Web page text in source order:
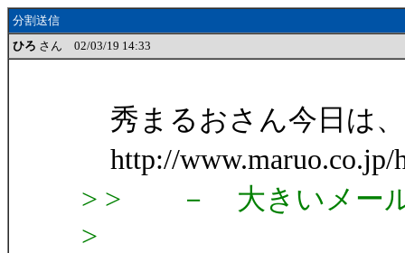
分割送信
ひろ さん 02/03/19 14:33
秀まるおさん今日は
http://www.maruo.co.jp/
> > － 大きいメール
>